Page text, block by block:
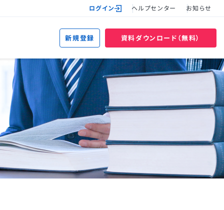
ログイン ヘルプセンター お知らせ
新規登録 資料ダウンロード（無料）